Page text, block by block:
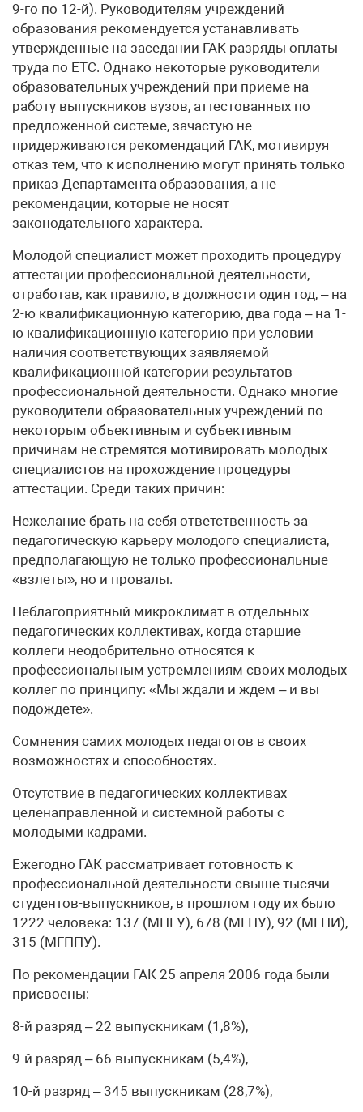
9-го по 12-й). Руководителям учреждений
образования рекомендуется устанавливать
утвержденные на заседании ГАК разряды оплаты
труда по ЕТС. Однако некоторые руководители
образовательных учреждений при приеме на
работу выпускников вузов, аттестованных по
предложенной системе, зачастую не
придерживаются рекомендаций ГАК, мотивируя
отказ тем, что к исполнению могут принять только
приказ Департамента образования, а не
рекомендации, которые не носят
законодательного характера.
Молодой специалист может проходить процедуру
аттестации профессиональной деятельности,
отработав, как правило, в должности один год, – на
2-ю квалификационную категорию, два года – на 1-
ю квалификационную категорию при условии
наличия соответствующих заявляемой
квалификационной категории результатов
профессиональной деятельности. Однако многие
руководители образовательных учреждений по
некоторым объективным и субъективным
причинам не стремятся мотивировать молодых
специалистов на прохождение процедуры
аттестации. Среди таких причин:
Нежелание брать на себя ответственность за
педагогическую карьеру молодого специалиста,
предполагающую не только профессиональные
«взлеты», но и провалы.
Неблагоприятный микроклимат в отдельных
педагогических коллективах, когда старшие
коллеги неодобрительно относятся к
профессиональным устремлениям своих молодых
коллег по принципу: «Мы ждали и ждем – и вы
подождете».
Сомнения самих молодых педагогов в своих
возможностях и способностях.
Отсутствие в педагогических коллективах
целенаправленной и системной работы с
молодыми кадрами.
Ежегодно ГАК рассматривает готовность к
профессиональной деятельности свыше тысячи
студентов-выпускников, в прошлом году их было
1222 человека: 137 (МПГУ), 678 (МГПУ), 92 (МГПИ),
315 (МГППУ).
По рекомендации ГАК 25 апреля 2006 года были
присвоены:
8-й разряд – 22 выпускникам (1,8%),
9-й разряд – 66 выпускникам (5,4%),
10-й разряд – 345 выпускникам (28,7%),